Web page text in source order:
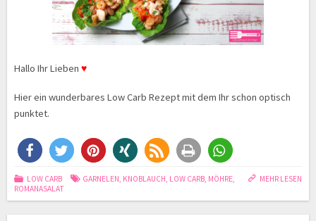
Hallo Ihr Lieben ♥
Hier ein wunderbares Low Carb Rezept mit dem Ihr schon optisch
punktet.
MEHR LESEN
LOW CARB GARNELEN, KNOBLAUCH, LOW CARB, MÖHRE,
ROMANASALAT